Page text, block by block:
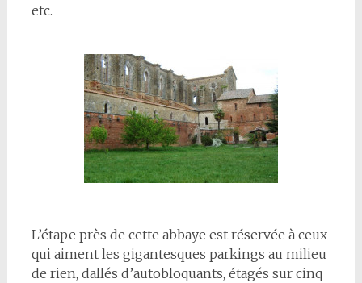
etc.
L’étape près de cette abbaye est réservée à ceux
qui aiment les gigantesques parkings au milieu
de rien, dallés d’autobloquants, étagés sur cinq